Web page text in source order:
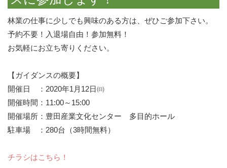
林業の仕事に少しでも興味のある方は、ぜひご参加下さい。
予約不要！入退場自由！参加無料！
お気軽にお立ち寄りください。
【ガイダンスの概要】
開催日 ：2020年1月12日㈰
開催時間：11:00～15:00
開催場所：豊田産業文化センター 多目的ホール
駐車場 ：280台（3時間無料）
チラシはこちら！